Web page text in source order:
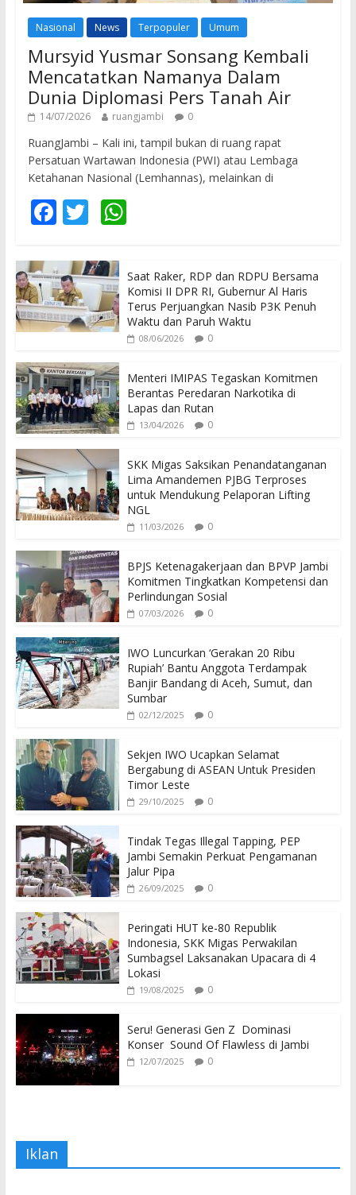
Nasional News Terpopuler Umum
Mursyid Yusmar Sonsang Kembali
Mencatatkan Namanya Dalam
Dunia Diplomasi Pers Tanah Air
14/07/2026 ruangjambi 0
RuangJambi – Kali ini, tampil bukan di ruang rapat
Persatuan Wartawan Indonesia (PWI) atau Lembaga
Ketahanan Nasional (Lemhannas), melainkan di
F
e
b
o
o
k
T
itt
er
W
s
A
p
Saat Raker, RDP dan RDPU Bersama
Komisi II DPR RI, Gubernur Al Haris
Terus Perjuangkan Nasib P3K Penuh
Waktu dan Paruh Waktu
08/06/2026 0
Menteri IMIPAS Tegaskan Komitmen
Berantas Peredaran Narkotika di
Lapas dan Rutan
13/04/2026 0
SKK Migas Saksikan Penandatanganan
Lima Amandemen PJBG Terproses
untuk Mendukung Pelaporan Lifting
NGL
11/03/2026 0
BPJS Ketenagakerjaan dan BPVP Jambi
Komitmen Tingkatkan Kompetensi dan
Perlindungan Sosial
07/03/2026 0
IWO Luncurkan ‘Gerakan 20 Ribu
Rupiah’ Bantu Anggota Terdampak
Banjir Bandang di Aceh, Sumut, dan
Sumbar
02/12/2025 0
Sekjen IWO Ucapkan Selamat
Bergabung di ASEAN Untuk Presiden
Timor Leste
29/10/2025 0
Tindak Tegas Illegal Tapping, PEP
Jambi Semakin Perkuat Pengamanan
Jalur Pipa
26/09/2025 0
Peringati HUT ke-80 Republik
Indonesia, SKK Migas Perwakilan
Sumbagsel Laksanakan Upacara di 4
Lokasi
19/08/2025 0
Seru! Generasi Gen Z Dominasi
Konser Sound Of Flawless di Jambi
12/07/2025 0
Iklan